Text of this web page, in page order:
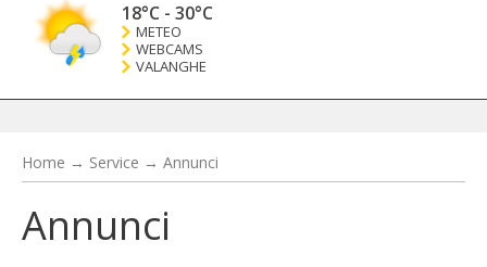
18°C - 30°C
METEO
WEBCAMS
VALANGHE
Home → Service → Annunci
Annunci